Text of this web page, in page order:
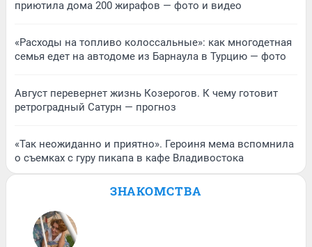
приютила дома 200 жирафов — фото и видео
«Расходы на топливо колоссальные»: как многодетная
семья едет на автодоме из Барнаула в Турцию — фото
Август перевернет жизнь Козерогов. К чему готовит
ретроградный Сатурн — прогноз
«Так неожиданно и приятно». Героиня мема вспомнила
о съемках с гуру пикапа в кафе Владивостока
ЗНАКОМСТВА